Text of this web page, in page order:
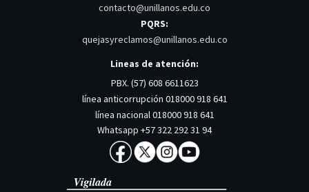
contacto@unillanos.edu.co
PQRS:
quejasyreclamos@unillanos.edu.co
Lineas de atención:
PBX. (57) 608 6611623
línea anticorrupción 018000 918 641
línea nacional 018000 918 641
Whatsapp +57 322 292 31 94